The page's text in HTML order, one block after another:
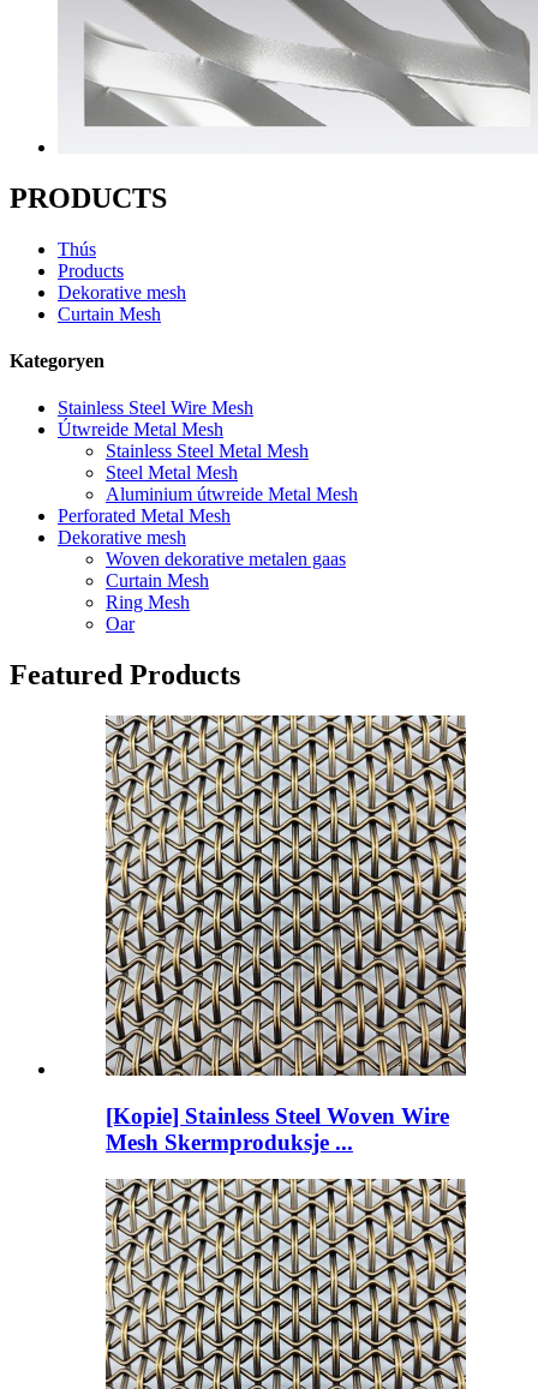
PRODUCTS
Thús
Products
Dekorative mesh
Curtain Mesh
Kategoryen
Stainless Steel Wire Mesh
Útwreide Metal Mesh
Stainless Steel Metal Mesh
Steel Metal Mesh
Aluminium útwreide Metal Mesh
Perforated Metal Mesh
Dekorative mesh
Woven dekorative metalen gaas
Curtain Mesh
Ring Mesh
Oar
Featured Products
[Kopie] Stainless Steel Woven Wire
Mesh Skermproduksje ...